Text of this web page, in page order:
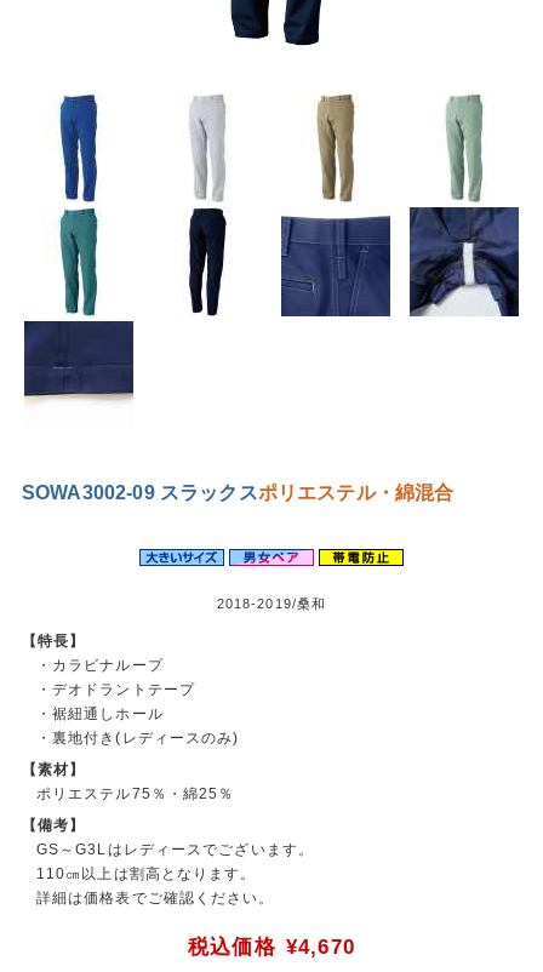
SOWA3002-09 スラックスポリエステル・綿混合
2018-2019/桑和
【特長】
・カラビナループ
・デオドラントテープ
・裾紐通しホール
・裏地付き(レディースのみ)
【素材】
ポリエステル75％・綿25％
【備考】
GS～G3Lはレディースでございます。
110㎝以上は割高となります。
詳細は価格表でご確認ください。
税込価格 ¥4,670